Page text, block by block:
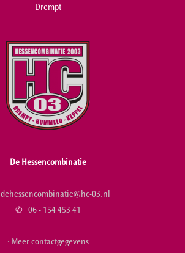
Drempt
De Hessencombinatie
dehessencombinatie@hc-03.nl
✆ 06 - 154 453 41
· Meer contactgegevens